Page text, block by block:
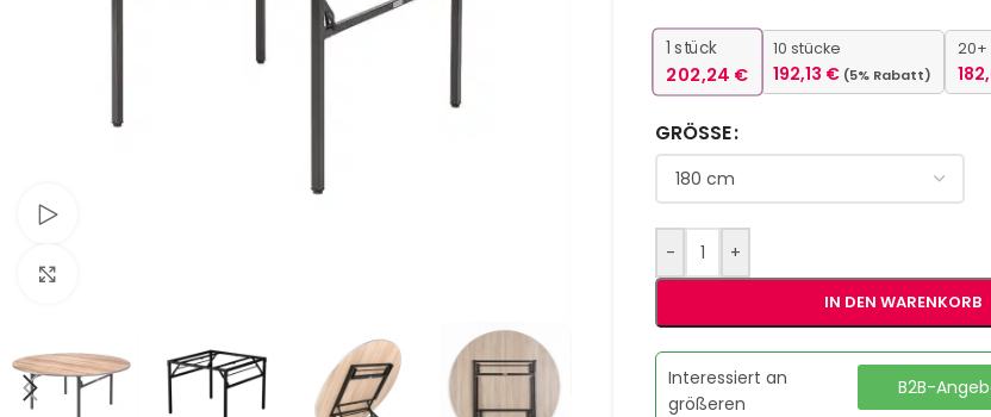
1 stück
202,24 €
10 stücke
192,13 € (5% Rabatt)
20+
GRÖSSE
- +
IN DEN WARENKORB
Interessiert an
größeren
B2B-